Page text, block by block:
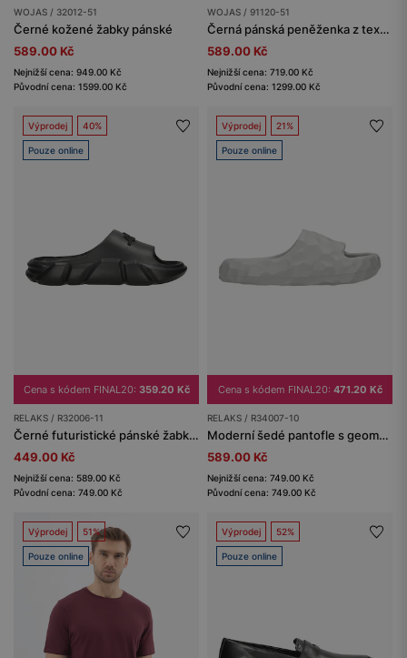
WOJAS / 32012-51
Černé kožené žabky pánské
589.00 Kč
Nejnižší cena: 949.00 Kč
Původní cena: 1599.00 Kč
WOJAS / 91120-51
Černá pánská peněženka z texturované kůže
589.00 Kč
Nejnižší cena: 719.00 Kč
Původní cena: 1299.00 Kč
Výprodej 40%
Pouze online
Cena s kódem FINAL20: 359.20 Kč
RELAKS / R32006-11
Černé futuristické pánské žabky RELAKS
449.00 Kč
Nejnižší cena: 589.00 Kč
Původní cena: 749.00 Kč
Výprodej 21%
Pouze online
Cena s kódem FINAL20: 471.20 Kč
RELAKS / R34007-10
Moderní šedé pantofle s geometrickou strukturou RELAKS R34007-10
589.00 Kč
Nejnižší cena: 749.00 Kč
Původní cena: 749.00 Kč
Výprodej 51%
Pouze online
Výprodej 52%
Pouze online